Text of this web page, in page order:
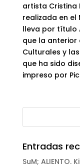
artista Cristina
realizada en el
lleva por título
que la anterior
Culturales y
que ha sido
impreso por
Entradas
SuM; ALIENTO.